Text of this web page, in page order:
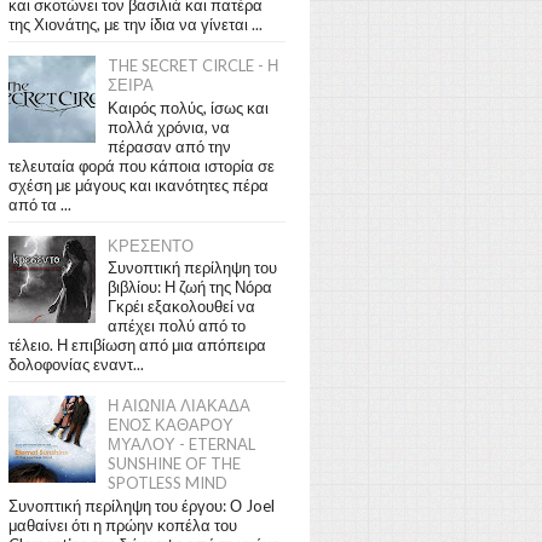
και σκοτώνει τον βασιλιά και πατέρα
της Χιονάτης, με την ίδια να γίνεται ...
THE SECRET CIRCLE - Η
ΣΕΙΡΑ
Καιρός πολύς, ίσως και
πολλά χρόνια, να
πέρασαν από την
τελευταία φορά που κάποια ιστορία σε
σχέση με μάγους και ικανότητες πέρα
από τα ...
ΚΡΕΣΕΝΤΟ
Συνοπτική περίληψη του
βιβλίου: Η ζωή της Νόρα
Γκρέι εξακολουθεί να
απέχει πολύ από το
τέλειο. Η επιβίωση από μια απόπειρα
δολοφονίας εναντ...
Η ΑΙΩΝΙΑ ΛΙΑΚΑΔΑ
ΕΝΟΣ ΚΑΘΑΡΟΥ
ΜΥΑΛΟΥ - ETERNAL
SUNSHINE OF THE
SPOTLESS MIND
Συνοπτική περίληψη του έργου: Ο Joel
μαθαίνει ότι η πρώην κοπέλα του